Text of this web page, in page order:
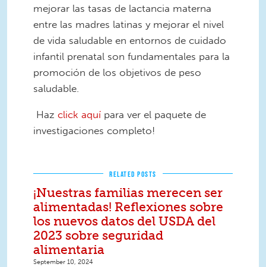
mejorar las tasas de lactancia materna
entre las madres latinas y mejorar el nivel
de vida saludable en entornos de cuidado
infantil prenatal son fundamentales para la
promoción de los objetivos de peso
saludable.
Haz click aquí para ver el paquete de
investigaciones completo!
RELATED POSTS
¡Nuestras familias merecen ser
alimentadas! Reflexiones sobre
los nuevos datos del USDA del
2023 sobre seguridad
alimentaria
September 10, 2024